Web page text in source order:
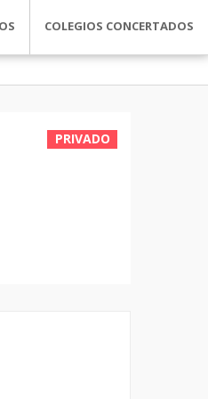
COLEGIOS CONCERTADOS
PRIVADO